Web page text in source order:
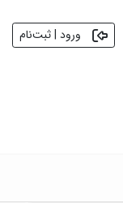
ورود | ثبت‌نام